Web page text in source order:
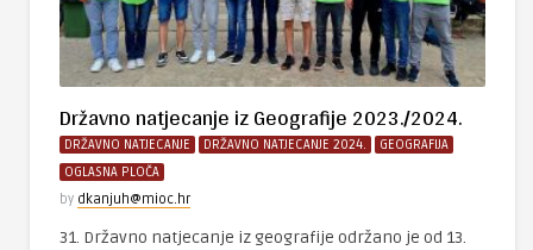
Državno natjecanje iz Geografije 2023./2024.
DRŽAVNO NATJECANJE DRŽAVNO NATJECANJE 2024.
GEOGRAFIJA
OGLASNA PLOČA
by dkanjuh@mioc.hr
31. Državno natjecanje iz geografije održano je od 13.